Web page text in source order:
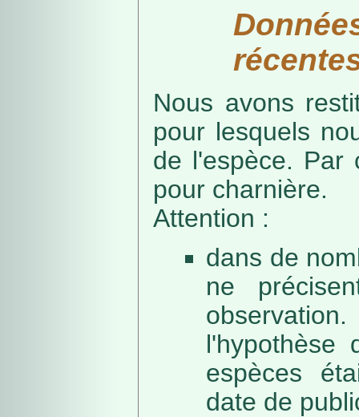
Nous avons
pour lesquels
de l'espèce. Par
pour charnière.
Attention :
dans de
ne
l'hypothèse
espèces
date de